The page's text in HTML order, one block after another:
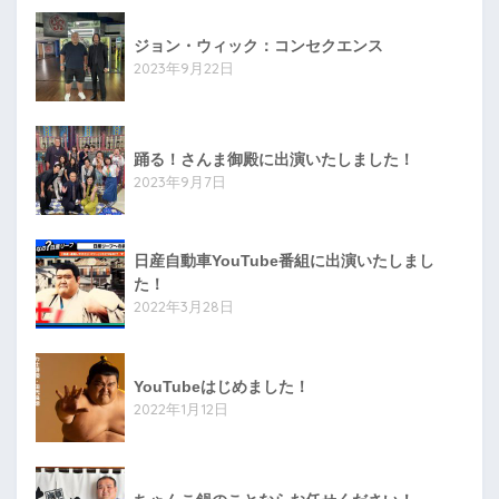
ジョン・ウィック：コンセクエンス
2023年9月22日
踊る！さんま御殿に出演いたしました！
2023年9月7日
日産自動車YouTube番組に出演いたしまし
た！
2022年3月28日
YouTubeはじめました！
2022年1月12日